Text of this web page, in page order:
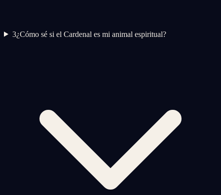
3¿Cómo sé si el Cardenal es mi animal espiritual?